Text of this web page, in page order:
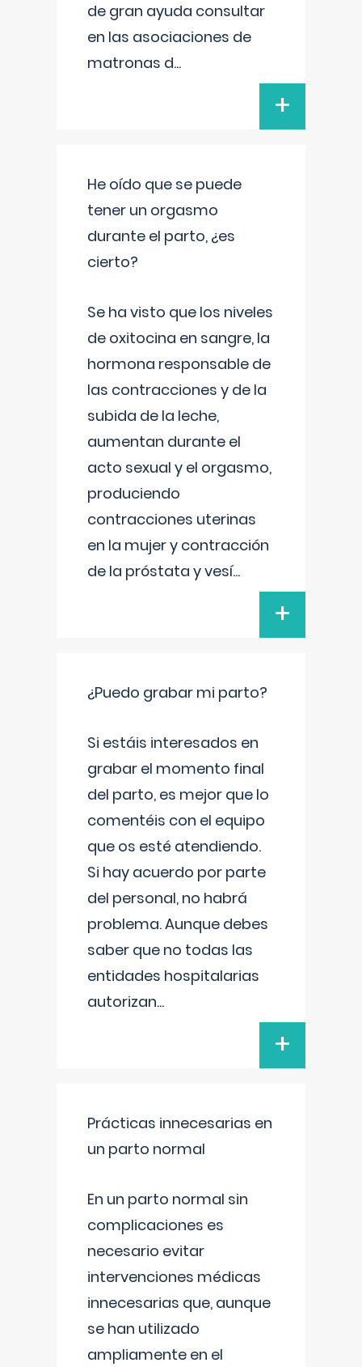
de gran ayuda consultar
en las asociaciones de
matronas d...
+
He oído que se puede
tener un orgasmo
durante el parto, ¿es
cierto?
Se ha visto que los niveles
de oxitocina en sangre, la
hormona responsable de
las contracciones y de la
subida de la leche,
aumentan durante el
acto sexual y el orgasmo,
produciendo
contracciones uterinas
en la mujer y contracción
de la próstata y vesí...
+
¿Puedo grabar mi parto?
Si estáis interesados en
grabar el momento final
del parto, es mejor que lo
comentéis con el equipo
que os esté atendiendo.
Si hay acuerdo por parte
del personal, no habrá
problema. Aunque debes
saber que no todas las
entidades hospitalarias
autorizan...
+
Prácticas innecesarias en
un parto normal
En un parto normal sin
complicaciones es
necesario evitar
intervenciones médicas
innecesarias que, aunque
se han utilizado
ampliamente en el